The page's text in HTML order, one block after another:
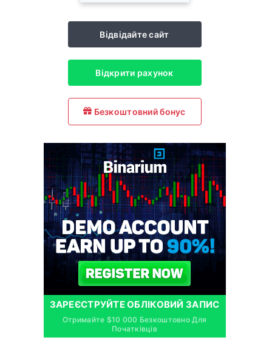
Відвідайте сайт
Відкрити рахунок
Безкоштовний бонус
ЗАРЕЄСТРУЙТЕ ОБЛІКОВИЙ ЗАПИС
Отримайте $10 000 Безкоштовно Для
Початківців